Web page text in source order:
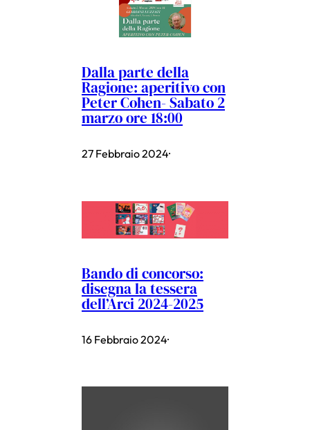
Dalla parte della
Ragione: aperitivo con
Peter Cohen- Sabato 2
marzo ore 18:00
27 Febbraio 2024·
Bando di concorso:
disegna la tessera
dell’Arci 2024-2025
16 Febbraio 2024·